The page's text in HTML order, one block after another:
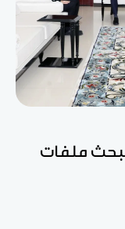
لبحث ملفات